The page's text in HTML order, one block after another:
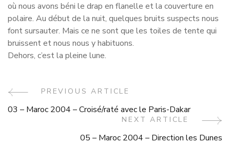
où nous avons béni le drap en flanelle et la couverture en
polaire. Au début de la nuit, quelques bruits suspects nous
font sursauter. Mais ce ne sont que les toiles de tente qui
bruissent et nous nous y habituons.
Dehors, c’est la pleine lune.
Post
PREVIOUS ARTICLE
03 – Maroc 2004 – Croisé/raté avec le Paris-Dakar
NEXT ARTICLE
05 – Maroc 2004 – Direction les Dunes